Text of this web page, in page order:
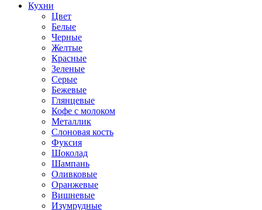
Кухни
Цвет
Белые
Черные
Желтые
Красные
Зеленые
Серые
Бежевые
Глянцевые
Кофе с молоком
Металлик
Слоновая кость
Фуксия
Шоколад
Шампань
Оливковые
Оранжевые
Вишневые
Изумрудные